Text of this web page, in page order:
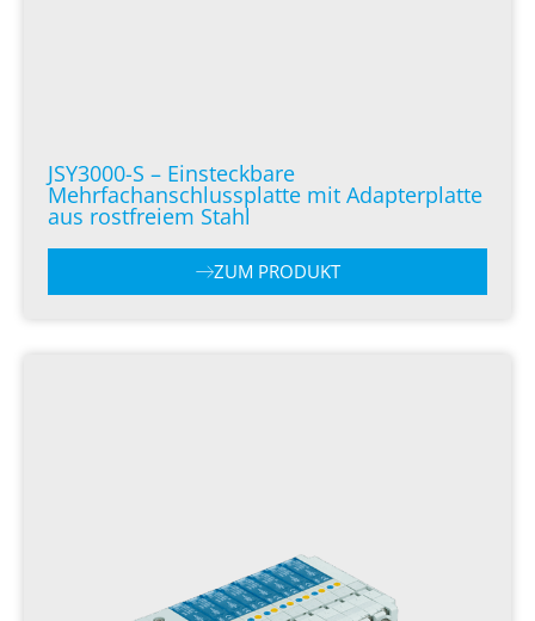
JSY3000-S – Einsteckbare
Mehrfachanschlussplatte mit Adapterplatte
aus rostfreiem Stahl
ZUM PRODUKT